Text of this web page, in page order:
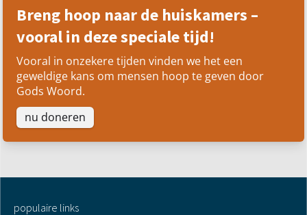
Breng hoop naar de huiskamers –
vooral in deze speciale tijd!
Vooral in onzekere tijden vinden we het een
geweldige kans om mensen hoop te geven door
Gods Woord.
nu doneren
populaire links